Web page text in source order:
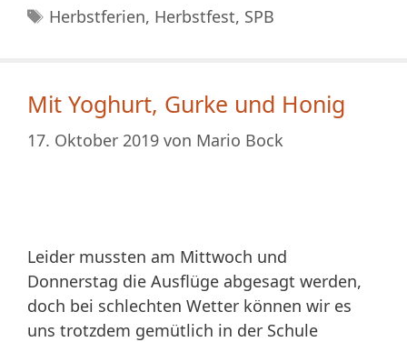
Schlagwörter
Herbstferien, Herbstfest, SPB
Mit Yoghurt, Gurke und Honig
17. Oktober 2019 von Mario Bock
Leider mussten am Mittwoch und
Donnerstag die Ausflüge abgesagt werden,
doch bei schlechten Wetter können wir es
uns trotzdem gemütlich in der Schule